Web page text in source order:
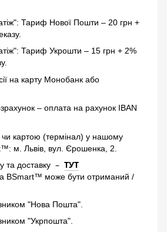
Тариф Нової Пошти – 20 грн +
Тариф Укрошти – 15 грн + 2%
на карту Монобанк або
– оплата на рахунок IBAN
чи картою (термінал) у нашому
м. Львів, вул. Єрошенка, 2.
та доставку – ТУТ
BSmart™ може бути отриманий /
"Нова Пошта".
"Укрпошта".